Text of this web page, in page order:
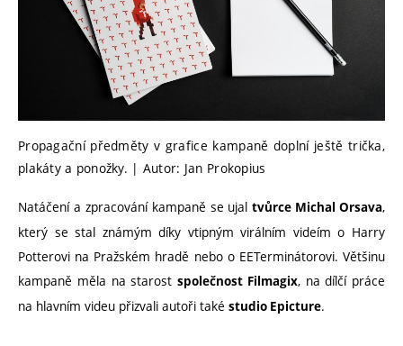
Propagační předměty v grafice kampaně doplní ještě trička,
plakáty a ponožky. | Autor: Jan Prokopius
Natáčení a zpracování kampaně se ujaltvůrce Michal Orsava,
který se stal známým díky vtipným virálním videím o Harry
Potterovi na Pražském hradě nebo o EETerminátorovi. Většinu
kampaně měla na starost společnost Filmagix, na dílčí práce
na hlavním videu přizvali autoři také studio Epicture.